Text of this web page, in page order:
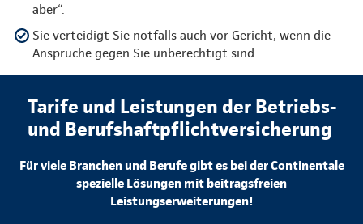
aber“.
Sie verteidigt Sie notfalls auch vor Gericht, wenn die
Ansprüche gegen Sie unberechtigt sind.
Tarife und Leistungen der Betriebs-
und Berufshaftpflichtversicherung
Für viele Branchen und Berufe gibt es bei der Continentale
spezielle Lösungen mit beitragsfreien
Leistungserweiterungen!